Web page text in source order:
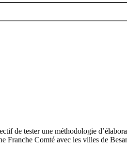
de tester une méthodologie
Franche Comté avec les villes de